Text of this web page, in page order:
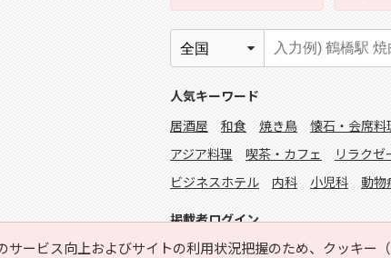
サービス向上およびサイトの利用状況把握のため、クッキー
人気キーワード
居酒屋
和食 焼き鳥 懐石・会席料
アジア料理
喫茶・カフェ リラクゼ
ビジネスホテル
内科 小児科 動物
掲載者ログイン